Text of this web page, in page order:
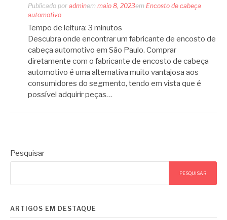
Publicado por adminem maio 8, 2023em Encosto de cabeça
automotivo
Tempo de leitura: 3 minutos
Descubra onde encontrar um fabricante de encosto de
cabeça automotivo em São Paulo. Comprar
diretamente com o fabricante de encosto de cabeça
automotivo é uma alternativa muito vantajosa aos
consumidores do segmento, tendo em vista que é
possível adquirir peças…
Pesquisar
PESQUISAR
ARTIGOS EM DESTAQUE